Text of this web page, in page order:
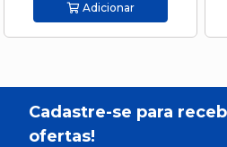
Adicionar
Cadastre-se para
ofertas!